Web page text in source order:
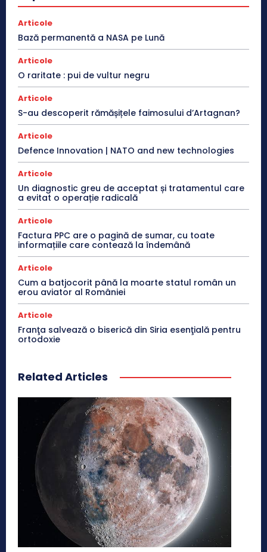
Articole
Bază permanentă a NASA pe Lună
Articole
O raritate : pui de vultur negru
Articole
S-au descoperit rămășițele faimosului d’Artagnan?
Articole
Defence Innovation | NATO and new technologies
Articole
Un diagnostic greu de acceptat și tratamentul care
a evitat o operație radicală
Articole
Factura PPC are o pagină de sumar, cu toate
informațiile care contează la îndemână
Articole
Cum a batjocorit până la moarte statul român un
erou aviator al României
Articole
Franţa salvează o biserică din Siria esenţială pentru
ortodoxie
Related Articles